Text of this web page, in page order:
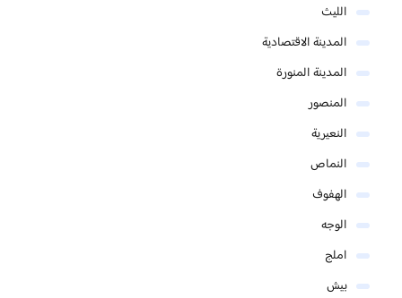
الليث
المدينة الاقتصادية
المدينة المنورة
المنصور
النعيرية
النماص
الهفوف
الوجه
املج
بيش